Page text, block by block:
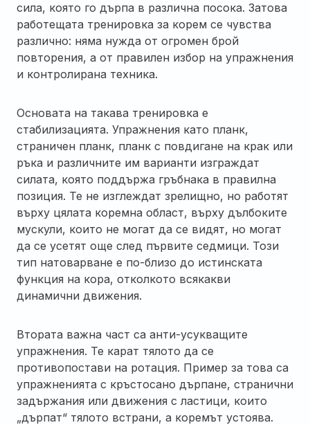
сила, която го дърпа в различна посока. Затова
работещата тренировка за корем се чувства
различно: няма нужда от огромен брой
повторения, а от правилен избор на упражнения
и контролирана техника.
Основата на такава тренировка е
стабилизацията. Упражнения като планк,
страничен планк, планк с повдигане на крак или
ръка и различните им варианти изграждат
силата, която поддържа гръбнака в правилна
позиция. Те не изглеждат зрелищно, но работят
върху цялата коремна област, върху дълбоките
мускули, които не могат да се видят, но могат
да се усетят още след първите седмици. Този
тип натоварване е по-близо до истинската
функция на кора, отколкото всякакви
динамични движения.
Втората важна част са анти-усукващите
упражнения. Те карат тялото да се
противопостави на ротация. Пример за това са
упражненията с кръстосано дърпане, странични
задържания или движения с ластици, които
„дърпат“ тялото встрани, а коремът устоява.